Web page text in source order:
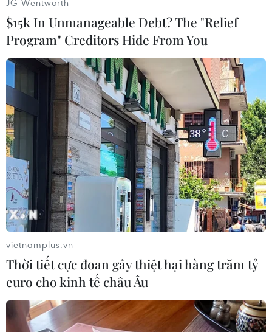
#Thỏa thuận ngừng bắn
#Hội nghị Panglong
#Xung đột vũ trang
Myanmar
Theo dõi VietnamPlus
TIN LIÊN QUAN
$15k In Unmanageable Debt? The "Relief
Program" Creditors Hide From You
vietnamplus.vn
Thời tiết cực đoan gây thiệt hại hàng trăm tỷ
euro cho kinh tế châu Âu